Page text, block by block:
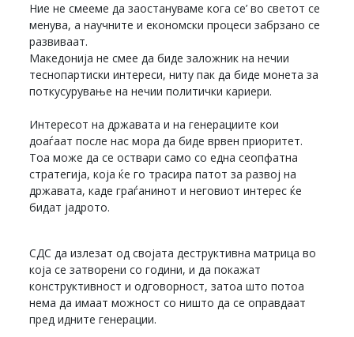
Ние не смееме да заостануваме кога се’ во светот се
менува, а научните и економски процеси забрзано се
развиваат.
Македонија не смее да биде заложник на нечии
теснопартиски интереси, ниту пак да биде монета за
поткусурување на нечии политички кариери.
Интересот на државата и на генерациите кои
доаѓаат после нас мора да биде врвен приоритет.
Тоа може да се оствари само со една сеопфатна
стратегија, која ќе го трасира патот за развој на
државата, каде граѓанинот и неговиот интерес ќе
бидат јадрото.
СДС да излезат од својата деструктивна матрица во
која се затворени со години, и да покажат
конструктивност и одговорност, затоа што потоа
нема да имаат можност со ништо да се оправдаат
пред идните генерации.